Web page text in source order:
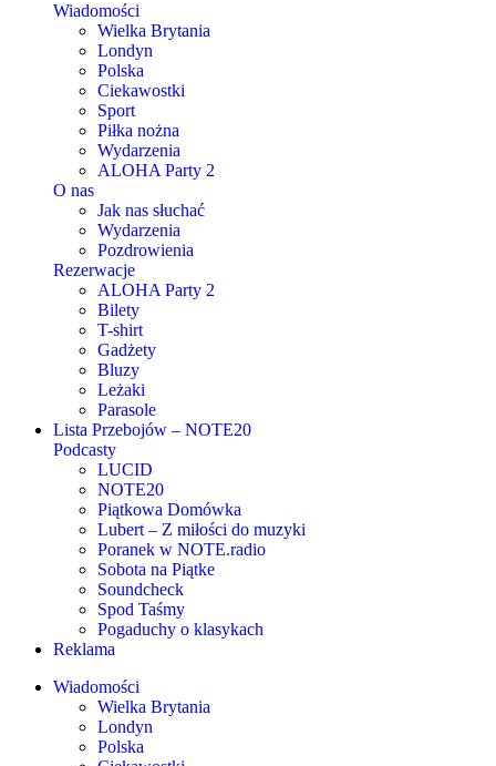
Wiadomości
Wielka Brytania
Londyn
Polska
Ciekawostki
Sport
Piłka nożna
Wydarzenia
ALOHA Party 2
O nas
Jak nas słuchać
Wydarzenia
Pozdrowienia
Rezerwacje
ALOHA Party 2
Bilety
T-shirt
Gadżety
Bluzy
Leżaki
Parasole
Lista Przebojów – NOTE20
Podcasty
LUCID
NOTE20
Piątkowa Domówka
Lubert – Z miłości do muzyki
Poranek w NOTE.radio
Sobota na Piątke
Soundcheck
Spod Taśmy
Pogaduchy o klasykach
Reklama
Wiadomości
Wielka Brytania
Londyn
Polska